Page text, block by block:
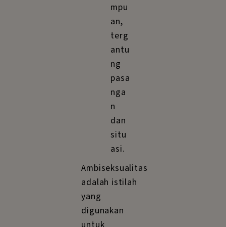
mpu
an,
terg
antu
ng
pasa
nga
n
dan
situ
asi.
Ambiseksualitas
adalah istilah
yang
digunakan